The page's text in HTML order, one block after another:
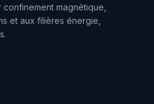
magnétique,
et aux filières énergie,